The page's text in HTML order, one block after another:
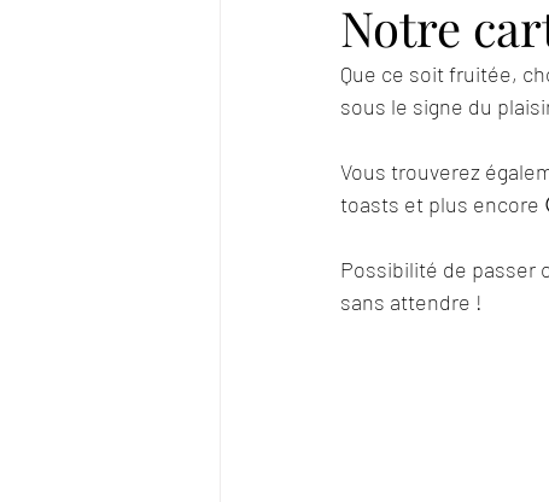
Notre
Que ce soit fruitée,
sous le signe du
Vous trouverez
toasts et plus encore
Possibilité de passer
sans attendre !